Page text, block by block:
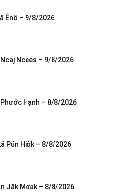
Ênô – 9/8/2026
Ncaj Ncees – 9/8/2026
Phước Hạnh – 8/8/2026
Pŭn Hiôk – 8/8/2026
Jăk Mơak – 8/8/2026